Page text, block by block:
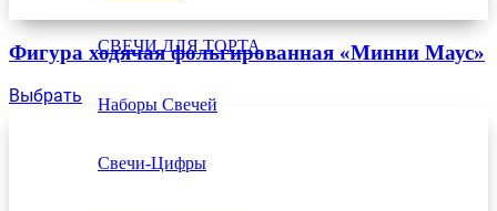
СВЕЧИ ДЛЯ ТОРТА
Наборы Свечей
Свечи-Цифры
Фигура ходячая фольгированная «Минни Маус»
Выбрать